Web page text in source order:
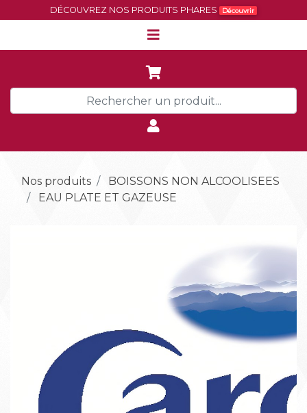
DÉCOUVREZ NOS PRODUITS PHARES Découvrir
Nos produits
BOISSONS NON ALCOOLISEES
EAU PLATE ET GAZEUSE
Précédent